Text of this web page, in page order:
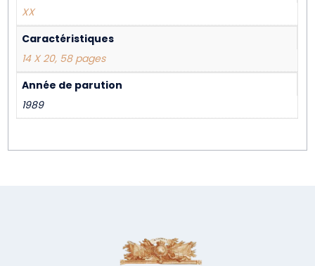
XX
Caractéristiques
14 X 20, 58 pages
Année de parution
1989